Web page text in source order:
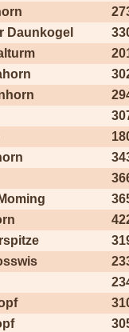
Daunkogel